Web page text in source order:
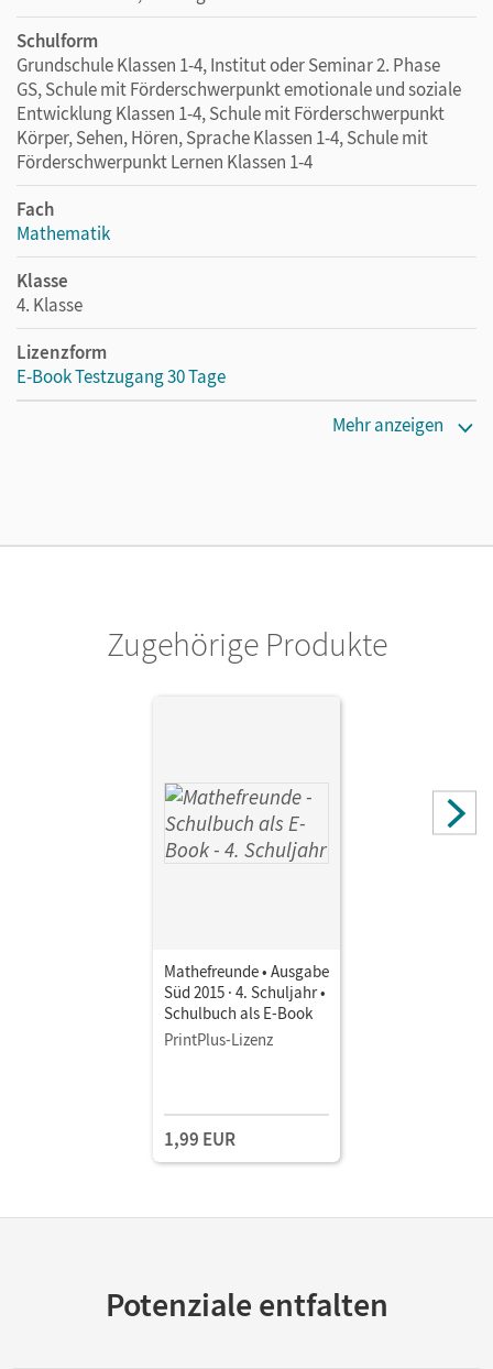
Schulform
Grundschule Klassen 1-4, Institut oder Seminar 2. Phase
GS, Schule mit Förderschwerpunkt emotionale und soziale
Entwicklung Klassen 1-4, Schule mit Förderschwerpunkt
Körper, Sehen, Hören, Sprache Klassen 1-4, Schule mit
Förderschwerpunkt Lernen Klassen 1-4
Fach
Mathematik
Klasse
4. Klasse
Lizenzform
E-Book Testzugang 30 Tage
Herausgeber/-in
Wallis, Edmund
Mehr anzeigen
Zugehörige Produkte
Mathefreunde • Ausgabe
Süd 2015 · 4. Schuljahr •
Schulbuch als E-Book
PrintPlus-Lizenz
1,99 EUR
Potenziale entfalten